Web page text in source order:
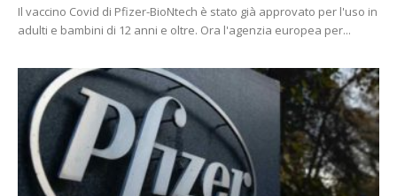
Il vaccino Covid di Pfizer-BioNtech è stato già approvato per l'uso in
adulti e bambini di 12 anni e oltre. Ora l'agenzia europea per...